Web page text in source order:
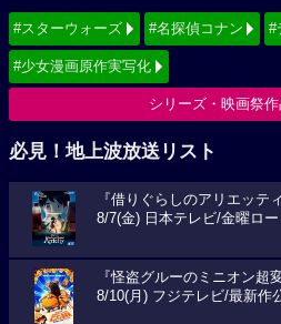
#スターウォーズ #名探偵コナン #
#少女漫画原作実写化
シリーズ・映画祭
必見！地上波放送リスト
『借りぐらしのアリエッティ
8/7(金) 日本テレビ/金曜ロ
『怪盗グルーのミニオン超
8/10(月) フジテレビ/最新作